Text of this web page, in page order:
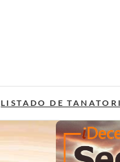
LISTADO DE